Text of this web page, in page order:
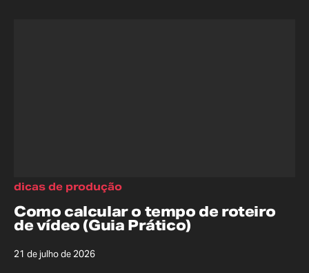
Como calcular o tempo de roteiro
de vídeo (Guia Prático)
21 de julho de 2026
dicas de produção